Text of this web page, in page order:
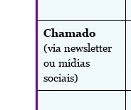
Chamado
(via newsletter
ou mídias
sociais)